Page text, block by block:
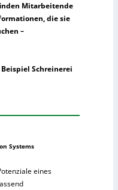
Mitarbeitende
die sie
–
Schreinerei
Systems
eines